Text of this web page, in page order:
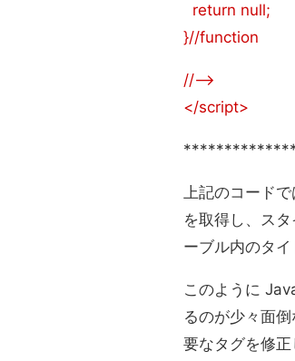
return null;
}//function
//-->
</script>
上記のコード
を取得し、ス
ーブル内のタイ
このように
るのが少々面
要なタグを修